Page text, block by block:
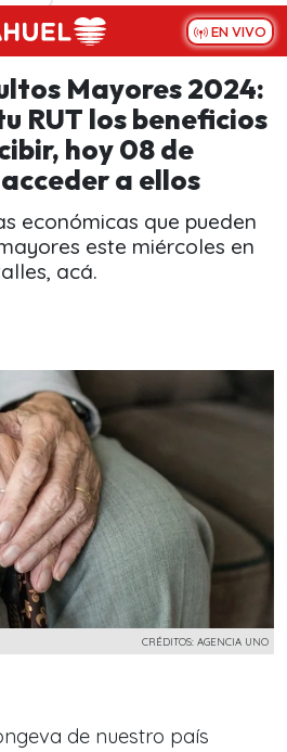
EN VIVO
Mayores 2024:
RUT los beneficios
hoy 08 de
a ellos
económicas que pueden
este miércoles en
acá.
CRÉDITOS: AGENCIA UNO
de nuestro país